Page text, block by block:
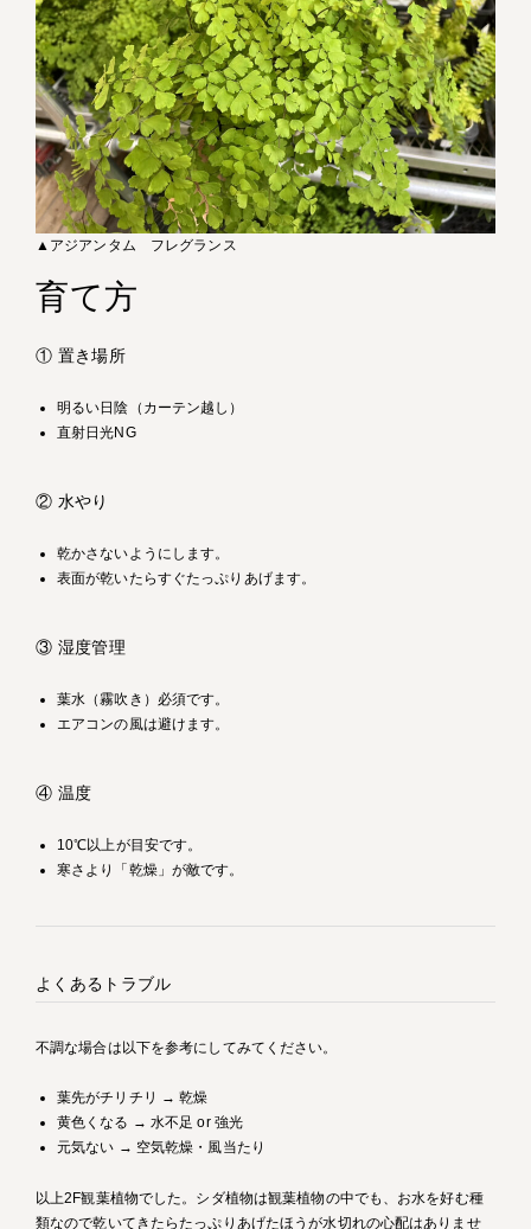
▲アジアンタム フレグランス
育て方
① 置き場所
明るい日陰（カーテン越し）
直射日光NG
② 水やり
乾かさないようにします。
表面が乾いたらすぐたっぷりあげます。
③ 湿度管理
葉水（霧吹き）必須です。
エアコンの風は避けます。
④ 温度
10℃以上が目安です。
寒さより「乾燥」が敵です。
よくあるトラブル
不調な場合は以下を参考にしてみてください。
葉先がチリチリ → 乾燥
黄色くなる → 水不足 or 強光
元気ない → 空気乾燥・風当たり
以上2F観葉植物でした。シダ植物は観葉植物の中でも、お水を好む種
類なので乾いてきたらたっぷりあげたほうが水切れの心配はありませ